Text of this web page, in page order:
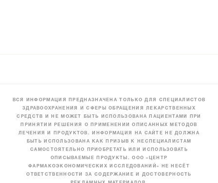
ВСЯ ИНФОРМАЦИЯ ПРЕДНАЗНАЧЕНА ТОЛЬКО ДЛЯ СПЕЦИАЛИСТОВ
ЗДРАВООХРАНЕНИЯ И СФЕРЫ ОБРАЩЕНИЯ ЛЕКАРСТВЕННЫХ
СРЕДСТВ И НЕ МОЖЕТ БЫТЬ ИСПОЛЬЗОВАНА ПАЦИЕНТАМИ ПРИ
ПРИНЯТИИ РЕШЕНИЯ О ПРИМЕНЕНИИ ОПИСАННЫХ МЕТОДОВ
ЛЕЧЕНИЯ И ПРОДУКТОВ. ИНФОРМАЦИЯ НА САЙТЕ НЕ ДОЛЖНА
БЫТЬ ИСПОЛЬЗОВАНА КАК ПРИЗЫВ К НЕСПЕЦИАЛИСТАМ
САМОСТОЯТЕЛЬНО ПРИОБРЕТАТЬ ИЛИ ИСПОЛЬЗОВАТЬ
ОПИСЫВАЕМЫЕ ПРОДУКТЫ. ООО «ЦЕНТР
ФАРМАКОЭКОНОМИЧЕСКИХ ИССЛЕДОВАНИЙ» НЕ НЕСЁТ
ОТВЕТСТВЕННОСТИ ЗА СОДЕРЖАНИЕ И ДОСТОВЕРНОСТЬ